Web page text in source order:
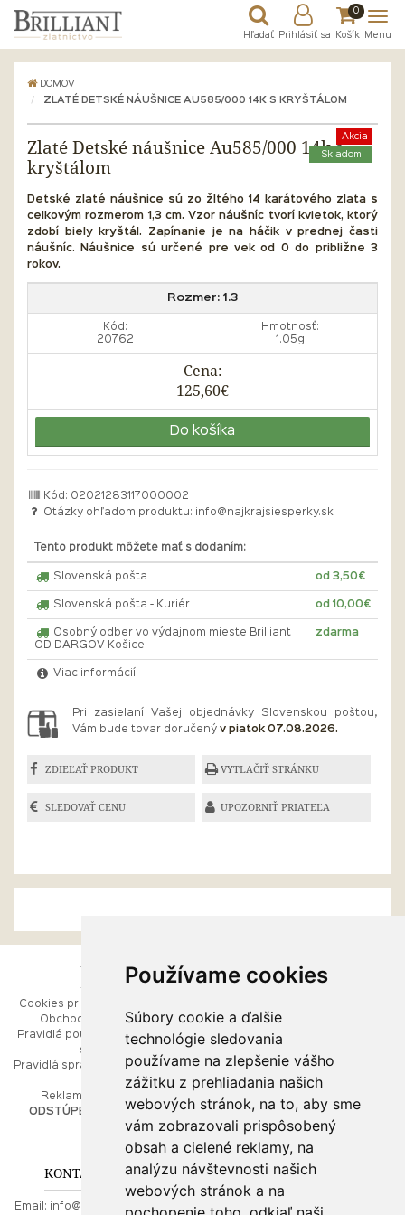
Používame cookies
Súbory cookie a ďalšie
technológie sledovania
používame na zlepšenie vášho
zážitku z prehliadania našich
webových stránok, na to, aby sme
vám zobrazovali prispôsobený
obsah a cielené reklamy, na
analýzu návštevnosti našich
webových stránok a na
Hľadať Prihlásiť sa
0
Košík Menu
DOMOV
ZLATÉ DETSKÉ NÁUŠNICE AU585/000 14K S KRYŠTÁLOM
Akcia
Skladom
Zlaté Detské náušnice Au585/000 14k s
kryštálom
Detské zlaté náušnice sú zo žltého 14 karátového zlata s
celkovým rozmerom 1,3 cm. Vzor náušníc tvorí kvietok, ktorý
zdobí biely kryštál. Zapínanie je na háčik v prednej časti
náušníc.
Náušnice sú určené pre vek od 0 do približne 3
rokov.
Rozmer: 1.3
Kód:
20762
Hmotnosť:
1.05g
Cena:
125,60€
Do košíka
Kód: 02021283117000002
Otázky ohľadom produktu:
info@najkrajsiesperky.sk
Tento produkt môžete mať s dodaním:
Slovenská pošta od 3,50€
Slovenská pošta - Kuriér od 10,00€
Osobný odber vo výdajnom mieste Brilliant
OD DARGOV Košice
zdarma
Viac informácií
Pri zasielaní Vašej objednávky Slovenskou poštou,
Vám bude tovar doručený v piatok 07.08.2026.
ZDIEĽAŤ PRODUKT VYTLAČIŤ STRÁNKU
SLEDOVAŤ CENU UPOZORNIŤ PRIATEĽA
ESHOP
Cookies pri prezeraní stránok
Obchodné podmienky
Pravidlá používania webových
stránok
Pravidlá spracúvania osobných
Reklamačný poriadok
ODSTÚPENIE OD ZMLUVY
RÝCHLE MENU
Ako balíme Vaše šperky
Kontaktujte nás
PORADŇA
Ako nakupovať
O drahých kovoch
Doprava a poštovné
KONTAKT NA NÁS
Email: info@najkrajsiesperky.sk